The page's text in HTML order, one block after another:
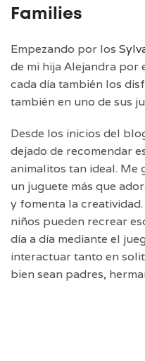
Families
Empezando por los
de mi hija Alejandra por
cada día también los
también en uno de sus
Desde los inicios del
dejado de recomendar
animalitos tan ideal. Me
un juguete más que
y fomenta la
niños pueden recrear
día a día mediante el
interactuar tanto en
bien sean padres,